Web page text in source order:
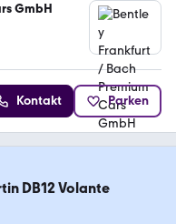
GmbH
Kontakt Parken
DB12 Volante